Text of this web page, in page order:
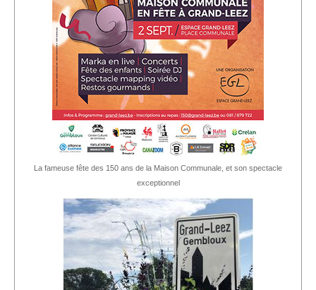
La fameuse fête des 150 ans de la Maison Communale, et son spectacle
exceptionnel